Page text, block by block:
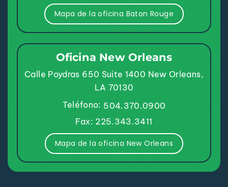
Mapa de la oficina Baton Rouge
Oficina New Orleans
Calle Poydras 650 Suite 1400 New Orleans,
LA 70130
Teléfono: 504.370.0900
Fax: 225.343.3411
Mapa de la oficina New Orleans